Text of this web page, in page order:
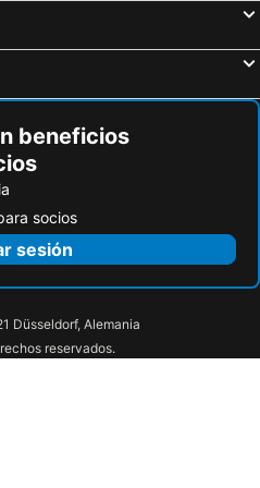
The Artist Grand Hotel of Art
Palacio Urgoiti
Hotel Carlton
Room Select Bilbao
Bilbao Art Lodge
Travelodge Bilbao Sestao
beneficios
socios
sesión
Düsseldorf, Alemania
reservados.